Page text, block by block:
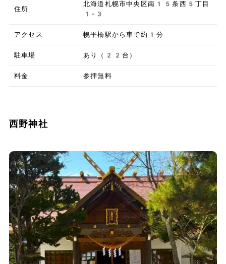
住所
北海道札幌市中央区南15条西5丁目
1-3
アクセス 幌平橋駅から車で約1分
駐車場 あり（22台）
料金 参拝無料
西野神社